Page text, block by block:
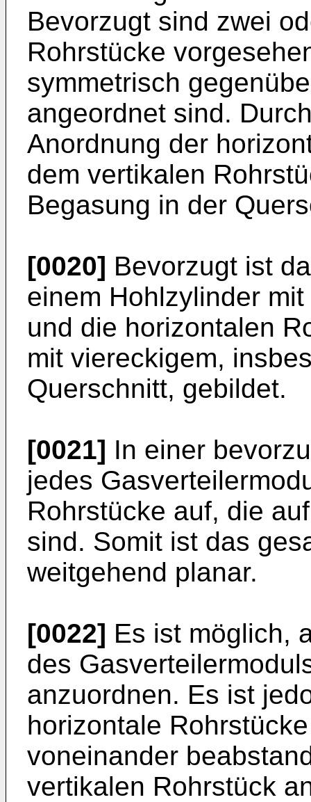
Bevorzugt sind zwei
Rohrstücke
symmetrisch
angeordnet sind.
Anordnung der
dem vertikalen
Begasung in der
[0020] Bevorzugt ist
einem Hohlzylinder
und die horizontalen
mit viereckigem,
Querschnitt, gebildet.
[0021] In einer
jedes
Rohrstücke auf, die
sind. Somit ist das
weitgehend planar.
[0022] Es ist möglich,
des
anzuordnen. Es ist
horizontale
voneinander
vertikalen Rohrstück